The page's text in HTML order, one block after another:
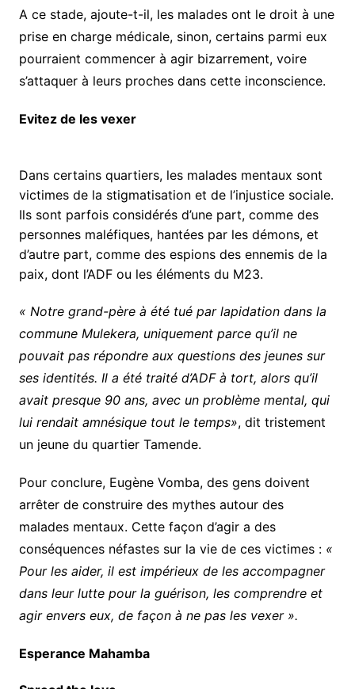
A ce stade, ajoute-t-il, les malades ont le droit à une
prise en charge médicale, sinon, certains parmi eux
pourraient commencer à agir bizarrement, voire
s’attaquer à leurs proches dans cette inconscience.
Evitez de les vexer
Dans certains quartiers, les malades mentaux sont
victimes de la stigmatisation et de l’injustice sociale.
Ils sont parfois considérés d’une part, comme des
personnes maléfiques, hantées par les démons, et
d’autre part, comme des espions des ennemis de la
paix, dont l’ADF ou les éléments du M23.
« Notre grand-père à été tué par lapidation dans la
commune Mulekera, uniquement parce qu’il ne
pouvait pas répondre aux questions des jeunes sur
ses identités. Il a été traité d’ADF à tort, alors qu’il
avait presque 90 ans, avec un problème mental, qui
lui rendait amnésique tout le temps», dit tristement
un jeune du quartier Tamende.
Pour conclure, Eugène Vomba, des gens doivent
arrêter de construire des mythes autour des
malades mentaux. Cette façon d’agir a des
conséquences néfastes sur la vie de ces victimes : «
Pour les aider, il est impérieux de les accompagner
dans leur lutte pour la guérison, les comprendre et
agir envers eux, de façon à ne pas les vexer ».
Esperance Mahamba